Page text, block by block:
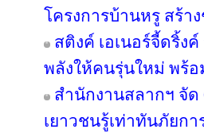
โครงการบ้านหรู สร้า
สติงค์ เอเนอร์จี้ดริ้ง
พลังให้คนรุ่นใหม่ พร้
สำนักงานสลากฯ จัด
เยาวชนรู้เท่าทันภัยก